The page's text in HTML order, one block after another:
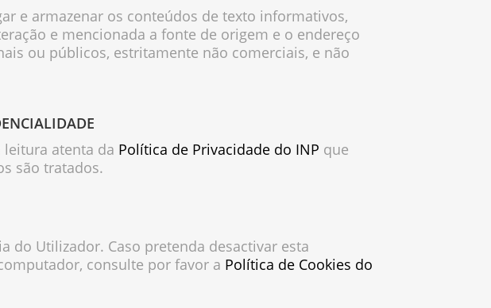
e armazenar os conteúdos de texto informativos,
e mencionada a fonte de origem e o endereço
ou públicos, estritamente não comerciais, e não
atenta da Política de Privacidade do INP que
são tratados.
do Utilizador. Caso pretenda desactivar esta
consulte por favor a Política de Cookies do